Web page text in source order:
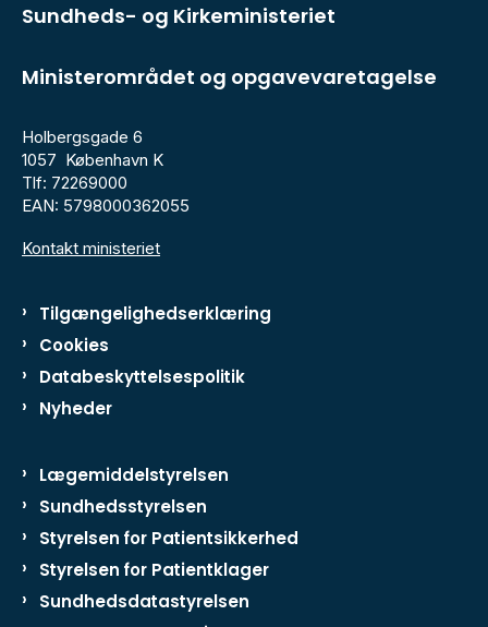
Sundheds- og Kirkeministeriet
Ministerområdet og opgavevaretagelse
Holbergsgade 6
1057 København K
Tlf: 72269000
EAN: 5798000362055
Kontakt ministeriet
Tilgængelighedserklæring
Cookies
Databeskyttelsespolitik
Nyheder
Lægemiddelstyrelsen
Sundhedsstyrelsen
Styrelsen for Patientsikkerhed
Styrelsen for Patientklager
Sundhedsdatastyrelsen